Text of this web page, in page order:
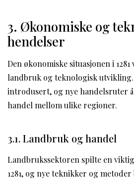
3. Økonomiske og
hendelser
Den økonomiske situasjonen i
landbruk og teknologisk
introdusert, og nye handelsruter
handel mellom ulike regioner.
3.1. Landbruk og handel
Landbrukssektoren spilte en
1281, og nye teknikker og